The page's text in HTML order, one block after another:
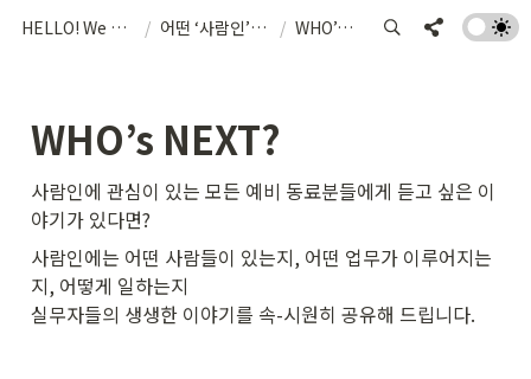
HELLO! We are SARAMIN, THE WORKVERSE! / 어떤 ‘사람인’지 궁금하다면 / WHO’s NEXT?
WHO’s NEXT?
사람인에 관심이 있는 모든 예비 동료분들에게 듣고 싶은 이
야기가 있다면?
사람인에는 어떤 사람들이 있는지, 어떤 업무가 이루어지는
지, 어떻게 일하는지
실무자들의 생생한 이야기를 속-시원히 공유해 드립니다.